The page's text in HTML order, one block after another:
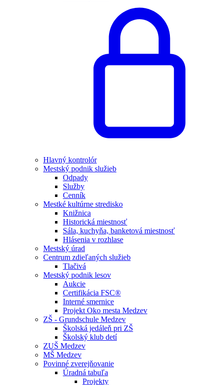
Hlavný kontrolór
Mestský podnik služieb
Odpady
Služby
Cenník
Mestké kultúrne stredisko
Knižnica
Historická miestnosť
Sála, kuchyňa, banketová miestnosť
Hlásenia v rozhlase
Mestský úrad
Centrum zdieľaných služieb
Tlačivá
Mestský podnik lesov
Aukcie
Certifikácia FSC®
Interné smernice
Projekt Oko mesta Medzev
ZŠ - Grundschule Medzev
Školská jedáleň pri ZŠ
Školský klub detí
ZUŠ Medzev
MŠ Medzev
Povinné zverejňovanie
Úradná tabuľa
Projekty